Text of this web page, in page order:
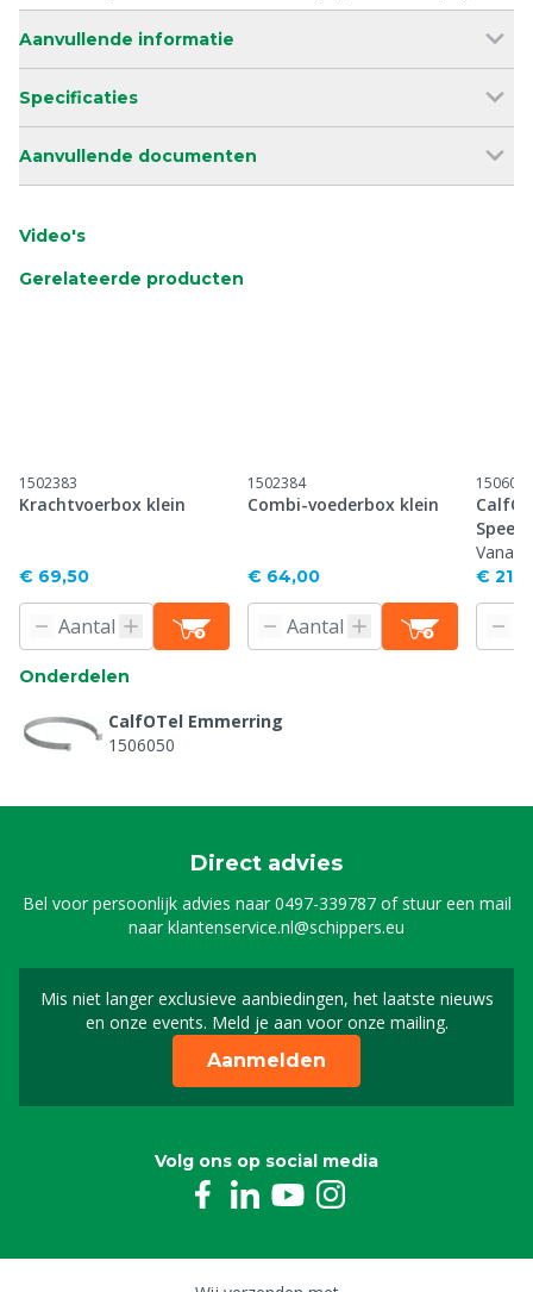
Aanvullende informatie
Specificaties
Aanvullende documenten
Video's
Gerelateerde producten
1502383
Krachtvoerbox klein
€ 69,50
1502384
Combi-voederbox klein
€ 64,00
1506041
Solide
Vanaf
€
Onderdelen
CalfOTel Emmerring
1506050
Direct advies
Bel voor persoonlijk advies naar0497-339787of stuur een mail
naarklantenservice.nl@schippers.eu
Mis niet langer exclusieve aanbiedingen, het laatste nieuws
en onze events. Meld je aan voor onze mailing.
Schrijf je in voor onze
Aanmelden
Volg ons op social media